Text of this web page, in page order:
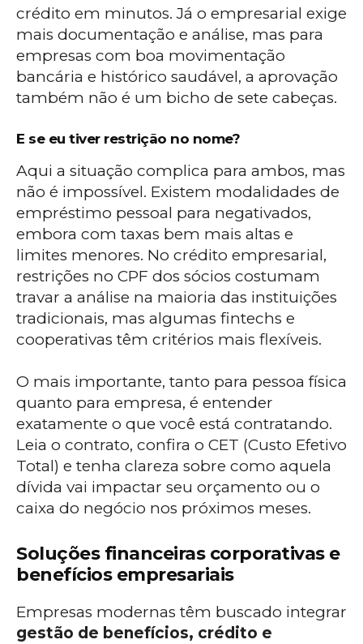
crédito em minutos. Já o empresarial exige
mais documentação e análise, mas para
empresas com boa movimentação
bancária e histórico saudável, a aprovação
também não é um bicho de sete cabeças.
E se eu tiver restrição no nome?
Aqui a situação complica para ambos, mas
não é impossível. Existem modalidades de
empréstimo pessoal para negativados,
embora com taxas bem mais altas e
limites menores. No crédito empresarial,
restrições no CPF dos sócios costumam
travar a análise na maioria das instituições
tradicionais, mas algumas fintechs e
cooperativas têm critérios mais flexíveis.
O mais importante, tanto para pessoa física
quanto para empresa, é entender
exatamente o que você está contratando.
Leia o contrato, confira o CET (Custo Efetivo
Total) e tenha clareza sobre como aquela
dívida vai impactar seu orçamento ou o
caixa do negócio nos próximos meses.
Soluções financeiras corporativas e
benefícios empresariais
Empresas modernas têm buscado integrar
gestão de benefícios, crédito e